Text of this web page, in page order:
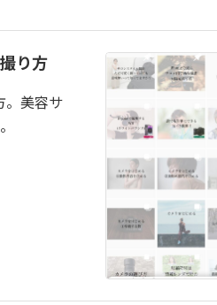
り方
。美容サ